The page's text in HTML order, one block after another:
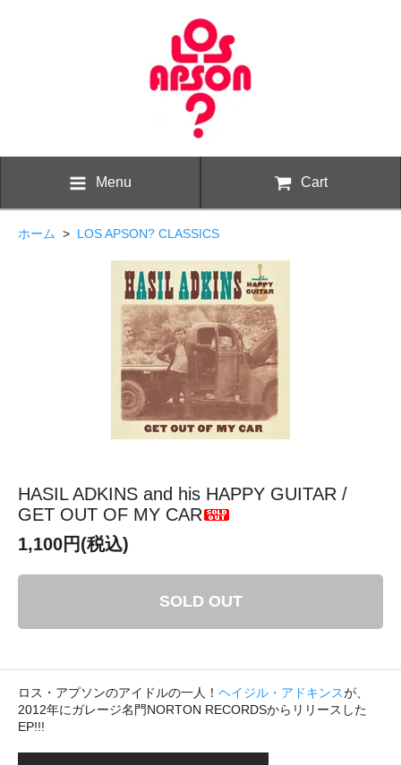
Menu Cart
ホーム > LOS APSON? CLASSICS
HASIL ADKINS and his HAPPY GUITAR /
GET OUT OF MY CAR
1,100円(税込)
SOLD OUT
ロス・アプソンのアイドルの一人！ ヘイジル・アドキンスが、
2012年にガレージ名門NORTON RECORDSからリリースした
EP!!!